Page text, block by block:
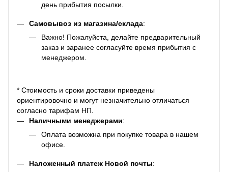
день прибытия посылки.
Самовывоз из магазина/склада:
Важно! Пожалуйста, делайте предварительный
заказ и заранее согласуйте время прибытия с
менеджером.
* Стоимость и сроки доставки приведены
ориентировочно и могут незначительно отличаться
согласно тарифам НП.
Наличными менеджерами:
Оплата возможна при покупке товара в нашем
офисе.
Наложенный платеж Новой почты: